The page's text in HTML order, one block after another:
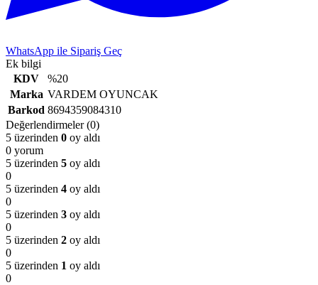
WhatsApp ile Sipariş Geç
Ek bilgi
KDV
%20
Marka VARDEM OYUNCAK
Barkod 8694359084310
Değerlendirmeler (0)
5 üzerinden 0 oy aldı
0 yorum
5 üzerinden 5 oy aldı
0
5 üzerinden 4 oy aldı
0
5 üzerinden 3 oy aldı
0
5 üzerinden 2 oy aldı
0
5 üzerinden 1 oy aldı
0